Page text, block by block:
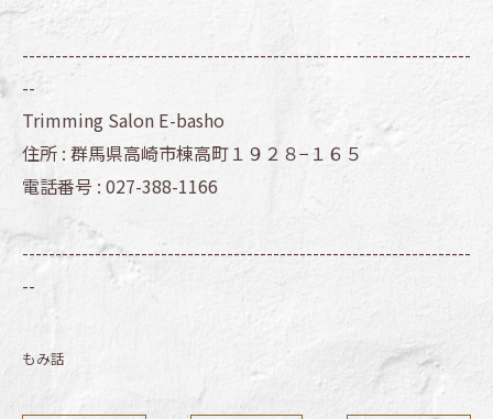
--------------------------------------------------------------------
--
Trimming Salon E-basho
住所 : 群馬県高崎市棟高町１９２８−１６５
電話番号 : 027-388-1166
--------------------------------------------------------------------
--
もみ話